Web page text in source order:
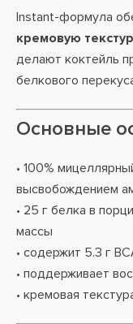
Instant-формула
кремовую
делают коктейль
белкового
Основные
• 100%
высвобождением
• 25 г белка в
массы
• содержит 5.3 г
• поддерживает
• кремовая